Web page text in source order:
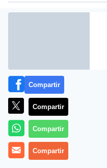
Archivado en: ÀNGELS BARCELÓ
Compartir
Compartir
Compartir
Compartir